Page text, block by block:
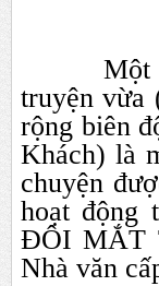
Một
truyện vừa
rộng biên
Khách) là
chuyện
hoạt động
ĐÔI MẮT
Nhà văn